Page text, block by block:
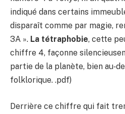
indiqué dans certains
disparaît comme par magie,
3A ». La tétraphobie, cette
chiffre 4, façonne
partie de la planète, bien
folklorique. .pdf)
Derrière ce chiffre qui fait